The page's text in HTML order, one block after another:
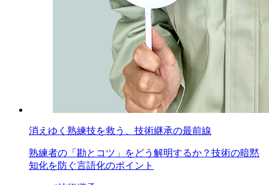
消えゆく熟練技を救う、技術継承の最前線
熟練者の「勘とコツ」をどう解明するか？技術の暗黙
知化を防ぐ言語化のポイント